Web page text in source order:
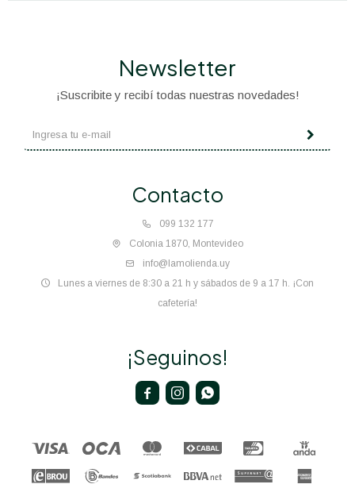
Contacto
099 132 177
Colonia 1870, Montevideo
info@lamolienda.uy
Lunes a viernes de 8:30 a 21 h y sábados de 9 a 17 h. ¡Con
cafetería!
Newsletter
¡Suscribite y recibí todas nuestras novedades!
¡Seguinos!
  